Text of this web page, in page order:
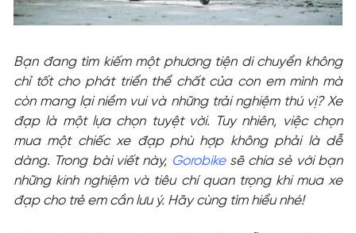
Bạn đang tìm kiếm một phương tiện di chuyển không
chỉ tốt cho phát triển thể chất của con em mình mà
còn mang lại niềm vui và những trải nghiệm thú vị? Xe
đạp là một lựa chọn tuyệt vời. Tuy nhiên, việc chọn
mua một chiếc xe đạp phù hợp không phải là dễ
dàng. Trong bài viết này, Gorobikesẽ chia sẻ với bạn
những kinh nghiệm và tiêu chí quan trọng khi mua xe
đạp cho trẻ em cần lưu ý. Hãy cùng tìm hiểu nhé!